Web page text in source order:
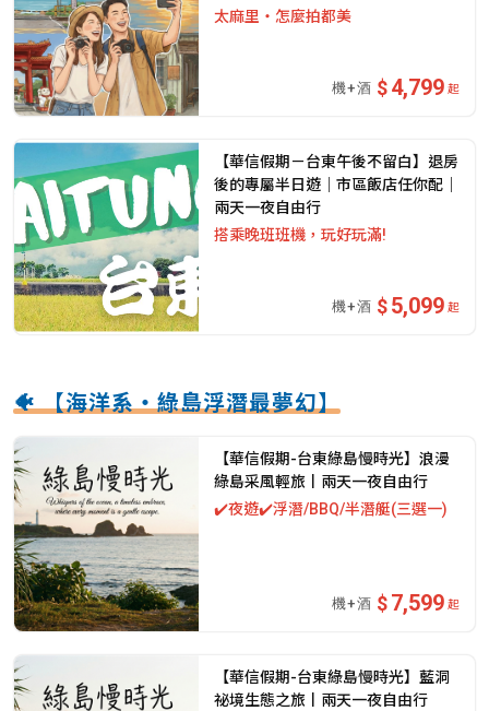
太麻里・怎麼拍都美
4,799 起
【華信假期－台東午後不留白】退房
後的專屬半日遊｜市區飯店任你配｜
兩天一夜自由行
搭乘晚班班機，玩好玩滿!
5,099 起
🐠 【海洋系・綠島浮潛最夢幻】
【華信假期-台東綠島慢時光】浪漫
綠島采風輕旅丨兩天一夜自由行
✔️夜遊✔️浮潛/BBQ/半潛艇(三選一)
7,599 起
【華信假期-台東綠島慢時光】藍洞
祕境生態之旅丨兩天一夜自由行